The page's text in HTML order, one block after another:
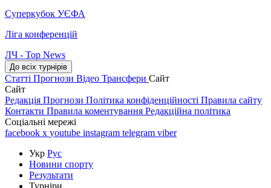
Суперкубок УЄФА
Ліга конференцій
ЛЧ - Top News
До всіх турнірів
Статті Прогнози Відео Трансфери Сайт
Сайт
Редакція Прогнози Політика конфіденційності Правила сайту
Контакти Правила коментування Редакційна політика
Соціальні мережі
facebook x youtube instagram telegram viber
Укр Рус
Новини спорту
Результати
Турніри